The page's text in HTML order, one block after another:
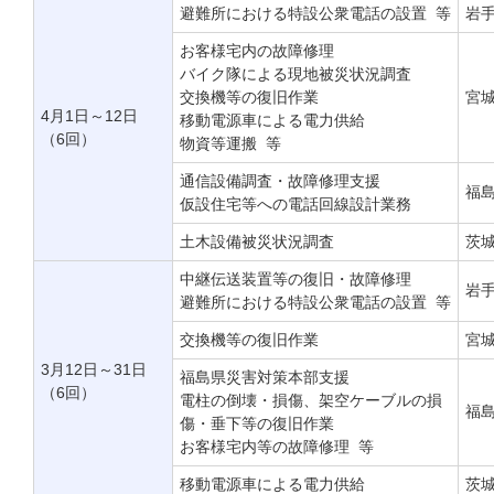
4月1日～12日
（6回）
避難所における特設公衆電話の設置 等 岩
お客様宅内の故障修理
バイク隊による現地被災状況調査
交換機等の復旧作業
移動電源車による電力供給
物資等運搬 等
宮
通信設備調査・故障修理支援
仮設住宅等への電話回線設計業務
福
土木設備被災状況調査 茨
3月12日～31日
（6回）
中継伝送装置等の復旧・故障修理
避難所における特設公衆電話の設置 等
岩
交換機等の復旧作業 宮
福島県災害対策本部支援
電柱の倒壊・損傷、架空ケーブルの損
傷・垂下等の復旧作業
お客様宅内等の故障修理 等
福
移動電源車による電力供給 茨